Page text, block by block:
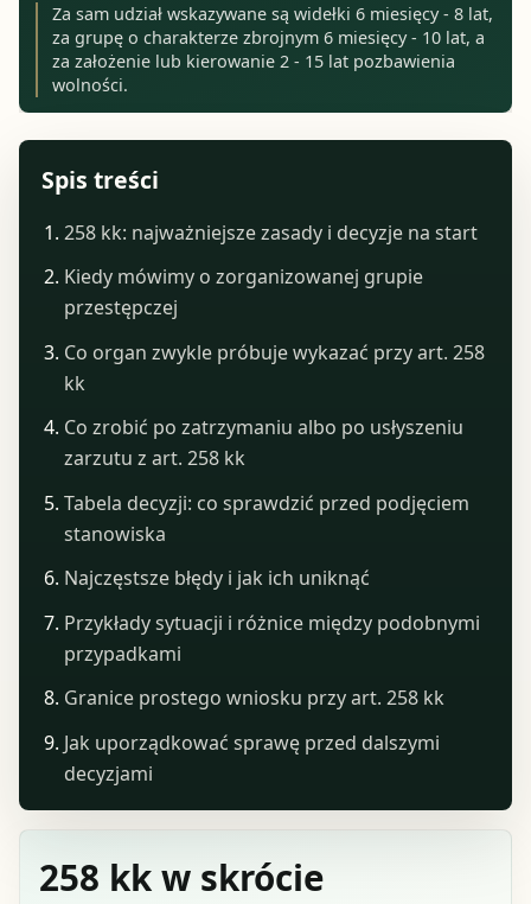
Za sam udział wskazywane są widełki 6 miesięcy - 8 lat,
za grupę o charakterze zbrojnym 6 miesięcy - 10 lat, a
za założenie lub kierowanie 2 - 15 lat pozbawienia
wolności.
258 kk w skrócie
Spis treści
258 kk: najważniejsze zasady i decyzje na start
Kiedy mówimy o zorganizowanej grupie
przestępczej
Co organ zwykle próbuje wykazać przy art. 258
kk
Co zrobić po zatrzymaniu albo po usłyszeniu
zarzutu z art. 258 kk
Tabela decyzji: co sprawdzić przed podjęciem
stanowiska
Najczęstsze błędy i jak ich uniknąć
Przykłady sytuacji i różnice między podobnymi
przypadkami
Granice prostego wniosku przy art. 258 kk
Jak uporządkować sprawę przed dalszymi
decyzjami